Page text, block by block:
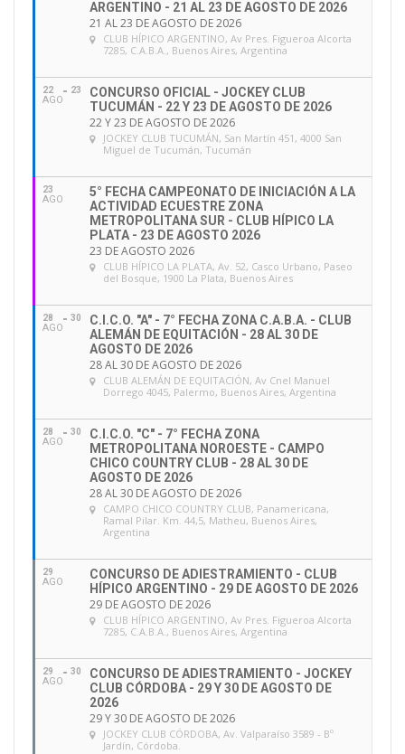
ARGENTINO - 21 AL 23 DE AGOSTO DE 2026
21 AL 23 DE AGOSTO DE 2026
CLUB HÍPICO ARGENTINO, Av Pres. Figueroa Alcorta
7285, C.A.B.A., Buenos Aires, Argentina
22
AGO
23
CONCURSO OFICIAL - JOCKEY CLUB
TUCUMÁN - 22 Y 23 DE AGOSTO DE 2026
22 Y 23 DE AGOSTO DE 2026
JOCKEY CLUB TUCUMÁN, San Martín 451, 4000 San
Miguel de Tucumán, Tucumán
23
AGO
5° FECHA CAMPEONATO DE INICIACIÓN A LA
ACTIVIDAD ECUESTRE ZONA
METROPOLITANA SUR - CLUB HÍPICO LA
PLATA - 23 DE AGOSTO 2026
23 DE AGOSTO 2026
CLUB HÍPICO LA PLATA, Av. 52, Casco Urbano, Paseo
del Bosque, 1900 La Plata, Buenos Aires
28
AGO
30
C.I.C.O. "A" - 7° FECHA ZONA C.A.B.A. - CLUB
ALEMÁN DE EQUITACIÓN - 28 AL 30 DE
AGOSTO DE 2026
28 AL 30 DE AGOSTO DE 2026
CLUB ALEMÁN DE EQUITACIÓN, Av Cnel Manuel
Dorrego 4045, Palermo, Buenos Aires, Argentina
28
AGO
30
C.I.C.O. "C" - 7° FECHA ZONA
METROPOLITANA NOROESTE - CAMPO
CHICO COUNTRY CLUB - 28 AL 30 DE
AGOSTO DE 2026
28 AL 30 DE AGOSTO DE 2026
CAMPO CHICO COUNTRY CLUB, Panamericana,
Ramal Pilar. Km. 44,5, Matheu, Buenos Aires,
Argentina
29
AGO
CONCURSO DE ADIESTRAMIENTO - CLUB
HÍPICO ARGENTINO - 29 DE AGOSTO DE 2026
29 DE AGOSTO DE 2026
CLUB HÍPICO ARGENTINO, Av Pres. Figueroa Alcorta
7285, C.A.B.A., Buenos Aires, Argentina
29
AGO
30
CONCURSO DE ADIESTRAMIENTO - JOCKEY
CLUB CÓRDOBA - 29 Y 30 DE AGOSTO DE
2026
29 Y 30 DE AGOSTO DE 2026
JOCKEY CLUB CÓRDOBA, Av. Valparaíso 3589 - Bº
Jardín, Córdoba.